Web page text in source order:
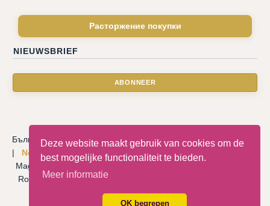
Deze website maakt gebruik van cookies om de
best mogelijke functionaliteit te bieden.
Meer informatie
OK begrepen
Расторжение покупки
NIEUWSBRIEF
Български| Català| Deutsche|Hrvatski | Čeština| Dansk
| Nederlandse English Eesti keel | Français
Magyar
Italiano |
Română|Русский|Српски
Español|Svenska|Türkçe